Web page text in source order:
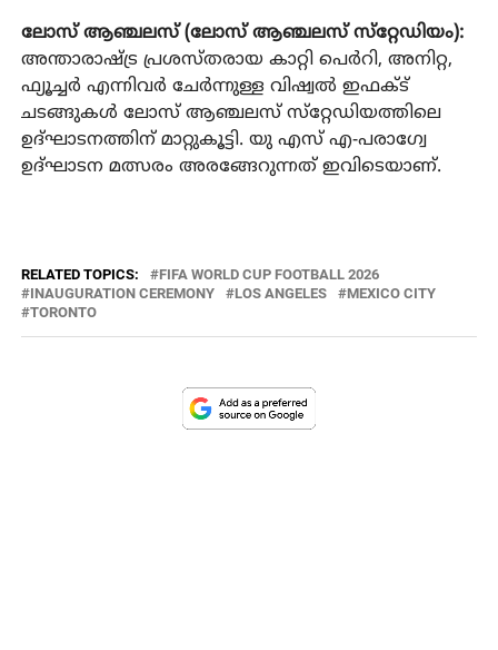
ലോസ് ആഞ്ചലസ് (ലോസ് ആഞ്ചലസ് സ്‌റ്റേഡിയം):
അന്താരാഷ്ട്ര പ്രശസ്തരായ കാറ്റി പെര്‍റി, അനിറ്റ,
ഫ്യൂച്ചര്‍ എന്നിവര്‍ ചേര്‍ന്നുള്ള വിഷ്വല്‍ ഇഫക്ട്
ചടങ്ങുകള്‍ ലോസ് ആഞ്ചലസ് സ്‌റ്റേഡിയത്തിലെ
ഉദ്ഘാടനത്തിന് മാറ്റുകൂട്ടി. യു എസ് എ-പരാഗ്വേ
ഉദ്ഘാടന മത്സരം അരങ്ങേറുന്നത് ഇവിടെയാണ്.
RELATED TOPICS:
FIFA WORLD CUP FOOTBALL 2026
INAUGURATION CEREMONY
LOS ANGELES
MEXICO CITY
TORONTO